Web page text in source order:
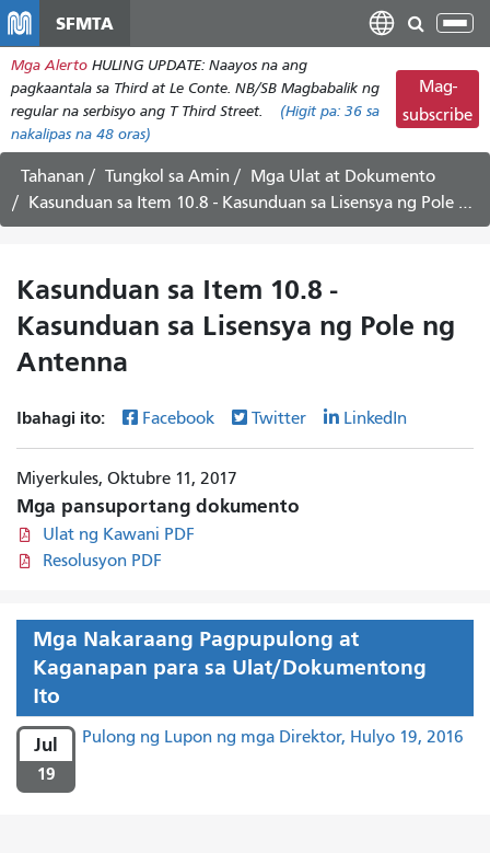
pangunahing
nilalaman
SFMTA
I-
ang
Mga Alerto HULING UPDATE: Naayos na ang
pagkaantala sa Third at Le Conte. NB/SB Magbabalik ng
regular na serbisyo ang T Third Street.
(Higit pa: 36 sa
nakalipas na 48 oras)
Mag-
subscribe
Tahanan Tungkol sa Amin
Mga Ulat at Dokumento
Kasunduan sa Item 10.8 - Kasunduan sa Lisensya ng Pole ng Antenna
Kasunduan sa Item 10.8 -
Kasunduan sa Lisensya ng Pole ng
Antenna
Ibahagi ito: Facebook Twitter LinkedIn
Miyerkules, Oktubre 11, 2017
Mga pansuportang dokumento
Ulat ng Kawani PDF
Resolusyon PDF
Mga Nakaraang Pagpupulong at
Kaganapan para sa Ulat/Dokumentong
Ito
Jul
19
Pulong ng Lupon ng mga Direktor, Hulyo 19, 2016